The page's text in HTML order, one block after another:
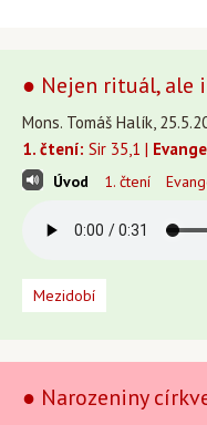
● Nejen rituál, ale
Mons. Tomáš Halík,
1. čtení: Sir 35,1 |
Úvod 1. čtení
Mezidobí
● Narozeniny